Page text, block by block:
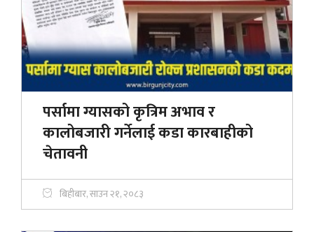
पर्सामा ग्यासको कृत्रिम अभाव र
कालोबजारी गर्नेलाई कडा कारबाहीको
चेतावनी
बिहीबार, साउन २१, २०८३